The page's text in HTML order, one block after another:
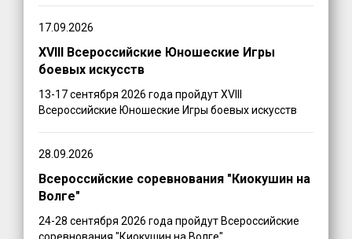
17.09.2026
XVIII Всероссийские Юношеские Игры
боевых искусств
13-17 сентября 2026 года пройдут XVIII
Всероссийские Юношеские Игры боевых искусств
28.09.2026
Всероссийские соревнования "Киокушин на
Волге"
24-28 сентября 2026 года пройдут Всероссийские